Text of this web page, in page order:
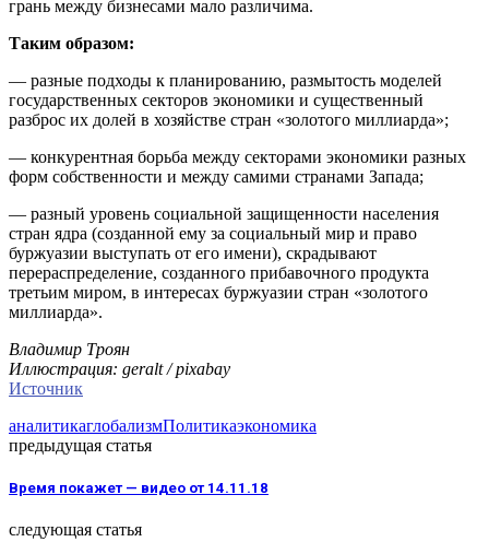
грань между бизнесами мало различима.
Таким образом:
— разные подходы к планированию, размытость моделей
государственных секторов экономики и существенный
разброс их долей в хозяйстве стран «золотого миллиарда»;
— конкурентная борьба между секторами экономики разных
форм собственности и между самими странами Запада;
— разный уровень социальной защищенности населения
стран ядра (созданной ему за социальный мир и право
буржуазии выступать от его имени), скрадывают
перераспределение, созданного прибавочного продукта
третьим миром, в интересах буржуазии стран «золотого
миллиарда».
Владимир Троян
Иллюстрация: geralt / pixabay
Источник
аналитикаглобализмПолитикаэкономика
предыдущая статья
Время покажет — видео от 14.11.18
следующая статья